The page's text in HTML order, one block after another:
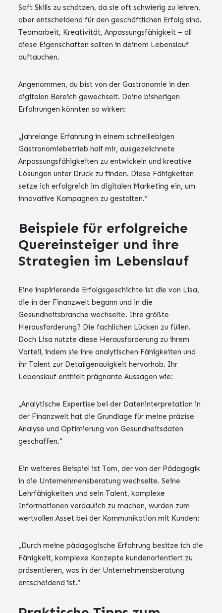
Soft Skills zu schätzen, da sie oft schwierig zu lehren,
aber entscheidend für den geschäftlichen Erfolg sind.
Teamarbeit, Kreativität, Anpassungsfähigkeit – all
diese Eigenschaften sollten in deinem Lebenslauf
auftauchen.
Angenommen, du bist von der Gastronomie in den
digitalen Bereich gewechselt. Deine bisherigen
Erfahrungen könnten so wirken:
„Jahrelange Erfahrung in einem schnelllebigen
Gastronomiebetrieb half mir, ausgezeichnete
Anpassungsfähigkeiten zu entwickeln und kreative
Lösungen unter Druck zu finden. Diese Fähigkeiten
setze ich erfolgreich im digitalen Marketing ein, um
innovative Kampagnen zu gestalten.“
Beispiele für erfolgreiche
Quereinsteiger und ihre
Strategien im Lebenslauf
Eine inspirierende Erfolgsgeschichte ist die von Lisa,
die in der Finanzwelt begann und in die
Gesundheitsbranche wechselte. Ihre größte
Herausforderung? Die fachlichen Lücken zu füllen.
Doch Lisa nutzte diese Herausforderung zu ihrem
Vorteil, indem sie ihre analytischen Fähigkeiten und
ihr Talent zur Detailgenauigkeit hervorhob. Ihr
Lebenslauf enthielt prägnante Aussagen wie:
„Analytische Expertise bei der Dateninterpretation in
der Finanzwelt hat die Grundlage für meine präzise
Analyse und Optimierung von Gesundheitsdaten
geschaffen.“
Ein weiteres Beispiel ist Tom, der von der Pädagogik
in die Unternehmensberatung wechselte. Seine
Lehrfähigkeiten und sein Talent, komplexe
Informationen verdaulich zu machen, wurden zum
wertvollen Asset bei der Kommunikation mit Kunden:
„Durch meine pädagogische Erfahrung besitze ich die
Fähigkeit, komplexe Konzepte kundenorientiert zu
präsentieren, was in der Unternehmensberatung
entscheidend ist.“